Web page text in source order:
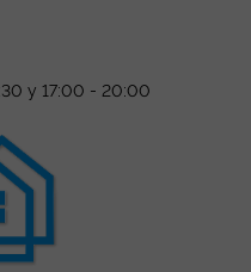
y 17:00 - 20:00